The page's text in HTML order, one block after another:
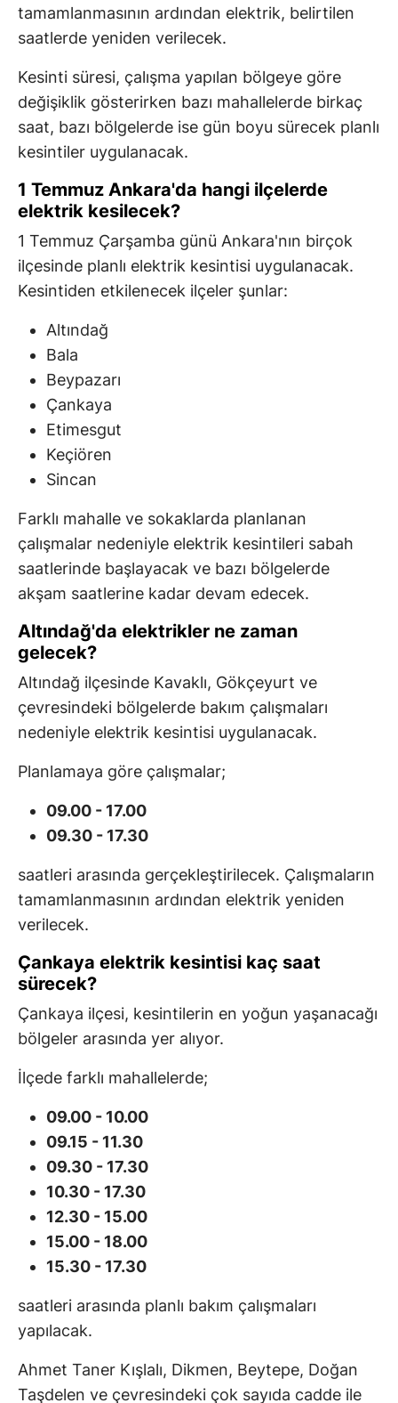
tamamlanmasının ardından elektrik, belirtilen
saatlerde yeniden verilecek.
Kesinti süresi, çalışma yapılan bölgeye göre
değişiklik gösterirken bazı mahallelerde birkaç
saat, bazı bölgelerde ise gün boyu sürecek planlı
kesintiler uygulanacak.
1 Temmuz Ankara'da hangi ilçelerde
elektrik kesilecek?
1 Temmuz Çarşamba günü Ankara'nın birçok
ilçesinde planlı elektrik kesintisi uygulanacak.
Kesintiden etkilenecek ilçeler şunlar:
Altındağ
Bala
Beypazarı
Çankaya
Etimesgut
Keçiören
Sincan
Farklı mahalle ve sokaklarda planlanan
çalışmalar nedeniyle elektrik kesintileri sabah
saatlerinde başlayacak ve bazı bölgelerde
akşam saatlerine kadar devam edecek.
Altındağ'da elektrikler ne zaman
gelecek?
Altındağ ilçesinde Kavaklı, Gökçeyurt ve
çevresindeki bölgelerde bakım çalışmaları
nedeniyle elektrik kesintisi uygulanacak.
Planlamaya göre çalışmalar;
09.00 - 17.00
09.30 - 17.30
saatleri arasında gerçekleştirilecek. Çalışmaların
tamamlanmasının ardından elektrik yeniden
verilecek.
Çankaya elektrik kesintisi kaç saat
sürecek?
Çankaya ilçesi, kesintilerin en yoğun yaşanacağı
bölgeler arasında yer alıyor.
İlçede farklı mahallelerde;
09.00 - 10.00
09.15 - 11.30
09.30 - 17.30
10.30 - 17.30
12.30 - 15.00
15.00 - 18.00
15.30 - 17.30
saatleri arasında planlı bakım çalışmaları
yapılacak.
Ahmet Taner Kışlalı, Dikmen, Beytepe, Doğan
Taşdelen ve çevresindeki çok sayıda cadde ile